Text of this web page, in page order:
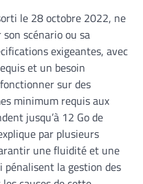
le 28 octobre 2022, ne
scénario ou sa
exigeantes, avec
et un besoin
sur des
minimum requis aux
jusqu’à 12 Go de
par plusieurs
une fluidité et une
la gestion des